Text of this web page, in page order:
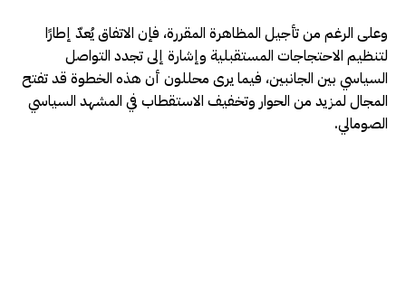
وعلى الرغم من تأجيل المظاهرة المقررة، فإن الاتفاق يُعدّ إطارًا
لتنظيم الاحتجاجات المستقبلية وإشارة إلى تجدد التواصل
السياسي بين الجانبين، فيما يرى محللون أن هذه الخطوة قد تفتح
المجال لمزيد من الحوار وتخفيف الاستقطاب في المشهد السياسي
الصومالي.